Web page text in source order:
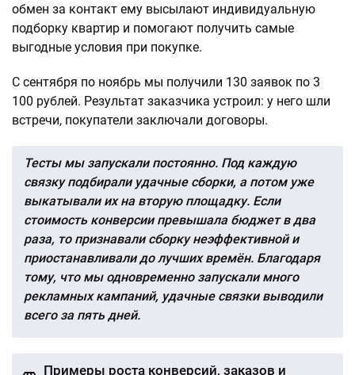
обмен за контакт ему высылают индивидуальную
подборку квартир и помогают получить самые
выгодные условия при покупке.
С сентября по ноябрь мы получили 130 заявок по 3
100 рублей. Результат заказчика устроил: у него шли
встречи, покупатели заключали договоры.
Тесты мы запускали постоянно. Под каждую
связку подбирали удачные сборки, а потом уже
выкатывали их на вторую площадку. Если
стоимость конверсии превышала бюджет в два
раза, то признавали сборку неэффективной и
приостанавливали до лучших времён. Благодаря
тому, что мы одновременно запускали много
рекламных кампаний, удачные связки выводили
всего за пять дней.
Примеры роста конверсий, заказов и